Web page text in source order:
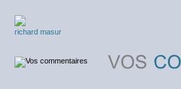
richard masur